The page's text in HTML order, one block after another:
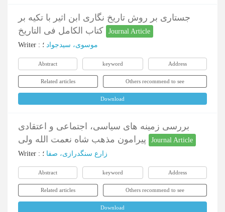
جستاری بر روش تاریخ نگاری ابن اثیر با تکیه بر
Journal Article
Writer : موسوی، سیدجواد ؛
Abstract keyword Address
Related articles Others recommend to see
Download
بررسی زمینه های سیاسی، اجتماعی و اعتقادی
Journal Article
Writer : زارع سنگدرازی، صفا ؛
Abstract keyword Address
Related articles Others recommend to see
Download